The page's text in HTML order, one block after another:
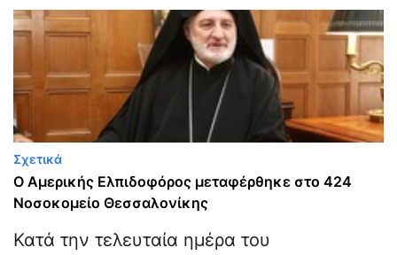
Σχετικά
Ο Αμερικής Ελπιδοφόρος μεταφέρθηκε στο 424
Νοσοκομείο Θεσσαλονίκης
Κατά την τελευταία ημέρα του